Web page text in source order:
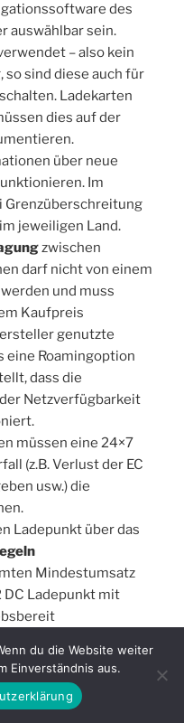
des
auswählbar sein.
– also kein
so sind diese auch für
Ladekarten
dies auf der
über neue
Im
Grenzüberschreitung
jeweiligen Land.
zwischen
darf nicht von einem
und muss
Kaufpreis
genutzte
eine Roamingoption
dass die
Netzverfügbarkeit
müssen eine 24×7
(z.B. Verlust der EC
usw.) die
Ladepunkt über das
Mindestumsatz
Ladepunkt mit
du die Website weiter
Einverständnis aus.